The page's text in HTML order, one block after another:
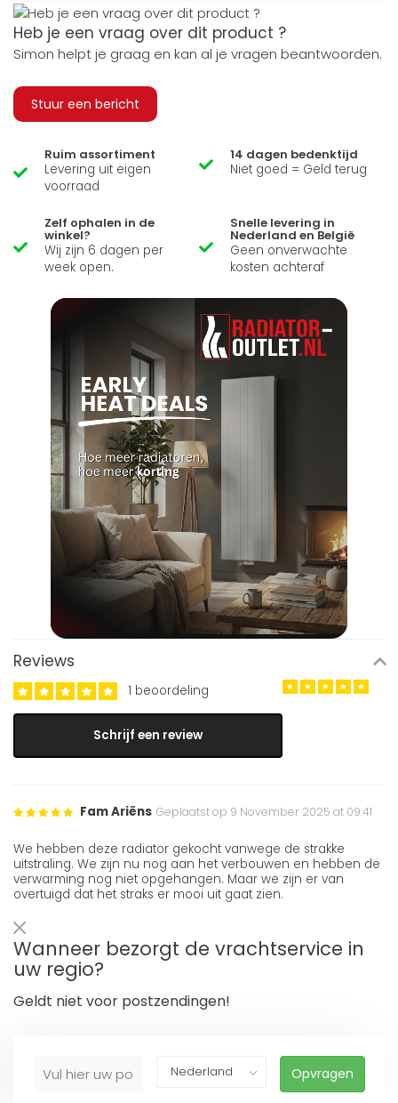
Heb je een vraag over dit product ?
Simon helpt je graag en kan al je vragen beantwoorden.
Stuur een bericht
Ruim assortiment
Levering uit eigen
voorraad
14 dagen bedenktijd
Niet goed = Geld terug
Zelf ophalen in de
winkel?
Wij zijn 6 dagen per
week open.
Snelle levering in
Nederland en België
Geen onverwachte
kosten achteraf
Reviews
1 beoordeling
Schrijf een review
Fam Ariëns Geplaatst op 9 November 2025 at 09:41
We hebben deze radiator gekocht vanwege de strakke
uitstraling. We zijn nu nog aan het verbouwen en hebben de
verwarming nog niet opgehangen. Maar we zijn er van
overtuigd dat het straks er mooi uit gaat zien.
Wanneer bezorgt de vrachtservice in
uw regio?
Geldt niet voor postzendingen!
Opvragen